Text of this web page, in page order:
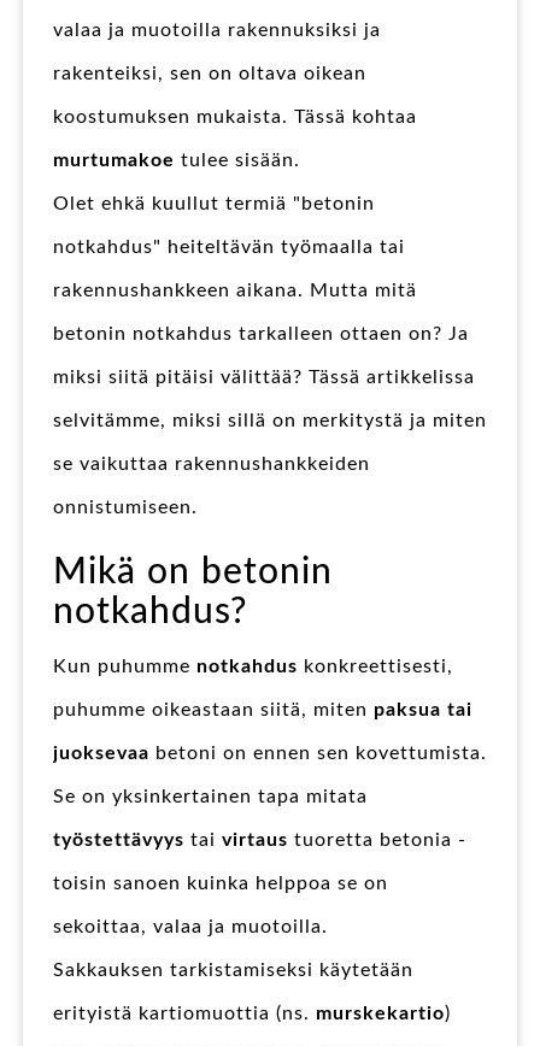
valaa ja muotoilla rakennuksiksi ja
rakenteiksi, sen on oltava oikean
koostumuksen mukaista. Tässä kohtaa
murtumakoe tulee sisään.
Olet ehkä kuullut termiä "betonin
notkahdus" heiteltävän työmaalla tai
rakennushankkeen aikana. Mutta mitä
betonin notkahdus tarkalleen ottaen on? Ja
miksi siitä pitäisi välittää? Tässä artikkelissa
selvitämme, miksi sillä on merkitystä ja miten
se vaikuttaa rakennushankkeiden
onnistumiseen.
Mikä on betonin
notkahdus?
Kun puhumme notkahdus konkreettisesti,
puhumme oikeastaan siitä, miten paksua tai
juoksevaa betoni on ennen sen kovettumista.
Se on yksinkertainen tapa mitata
työstettävyys tai virtaus tuoretta betonia -
toisin sanoen kuinka helppoa se on
sekoittaa, valaa ja muotoilla.
Sakkauksen tarkistamiseksi käytetään
erityistä kartiomuottia (ns. murskekartio)